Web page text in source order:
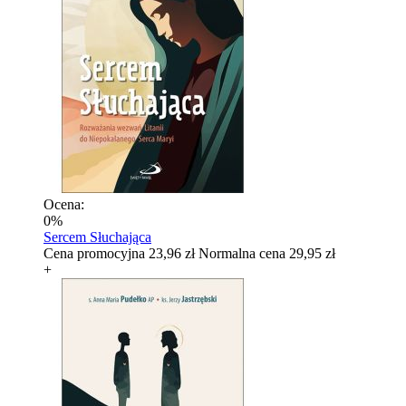
Ocena:
0%
Sercem Słuchająca
Cena promocyjna 23,96 zł Normalna cena 29,95 zł
+